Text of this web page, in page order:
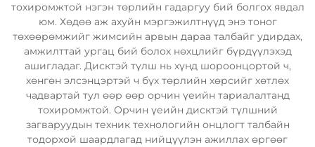
тохиромжтой нэгэн төрлийн гадаргуу бий болгох явдал
юм. Хөдөө аж ахуйн мэргэжилтнүүд энэ тоног
төхөөрөмжийг жимсийн арвын дараа талбайг удирдах,
амжилттай ургац бий болох нөхцлийг бүрдүүлэхэд
ашигладаг. Дисктэй түлш нь хүнд шороонцортой ч,
хөнгөн элсэнцэртэй ч бүх төрлийн хөрсийг хөтлөх
чадвартай тул өөр өөр орчин үеийн тариалалтанд
тохиромжтой. Орчин үеийн дисктэй түлшний
загваруудын техник технологийн онцлогт талбайн
тодорхой шаардлагад нийцүүлэн ажиллах өргөөг